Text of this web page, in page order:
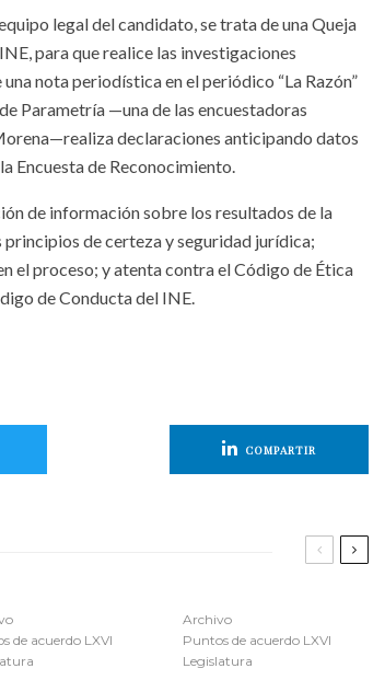
legal del candidato, se trata de una Queja
para que realice las investigaciones
nota periodística en el periódico “La Razón”
Parametría —una de las encuestadoras
declaraciones anticipando datos
Encuesta de Reconocimiento.
de información sobre los resultados de la
de certeza y seguridad jurídica;
el proceso; y atenta contra el Código de Ética
de Conducta del INE.
COMPARTIR
de acuerdo LXVI
Archivo
Puntos de acuerdo LXVI
Legislatura